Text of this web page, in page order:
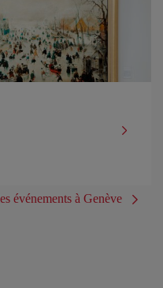
événements à Genève